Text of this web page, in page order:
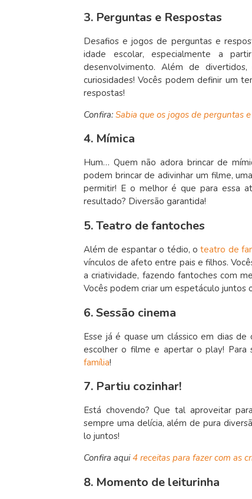
3. Perguntas e Respostas
Desafios e jogos de perguntas e
idade escolar, especialmente a
desenvolvimento. Além de
curiosidades! Vocês podem definir um
respostas!
Confira: Sabia que os jogos de perguntas
4. Mímica
Hum… Quem não adora brincar de
podem brincar de adivinhar um filme,
permitir! E o melhor é que para essa
resultado? Diversão garantida!
5. Teatro de fantoches
Além de espantar o tédio, oteatro de
vínculos de afeto entre pais e filhos.
a criatividade, fazendo fantoches com
Vocês podem criar um espetáculo juntos
6. Sessão cinema
Esse já é quase um clássico em dias
escolher o filme e apertar o play! Para
família!
7. Partiu cozinhar!
Está chovendo? Que tal aproveitar
sempre uma delícia, além de pura
lo juntos!
Confira aqui4 receitas para fazer com as
8. Momento de leiturinha